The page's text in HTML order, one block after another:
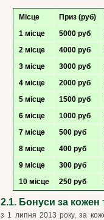
Місце Приз (руб)
1 місце
5000 руб
2 місце
4000 руб
3 місце
3000 руб
4 місце
2000 руб
5 місце
1500 руб
6 місце
1000 руб
7 місце
500 руб
8 місце
400 руб
9 місце
300 руб
10 місце
250 руб
2.1. Бонуси за кожен
з 1 липня 2013 року, за